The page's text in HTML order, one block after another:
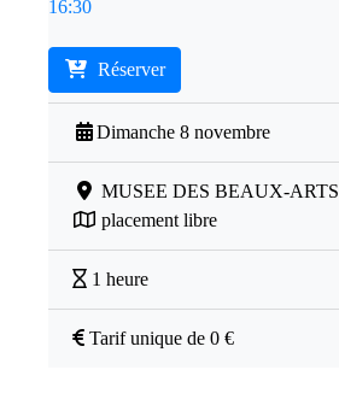
16:30
Réserver
Dimanche 8 novembre
MUSEE DES BEAUX-ARTS
placement libre
1 heure
Tarif unique de 0 €